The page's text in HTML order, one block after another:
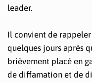
leader.
Il convient de
quelques jours après
brièvement placé en
de diffamation et de